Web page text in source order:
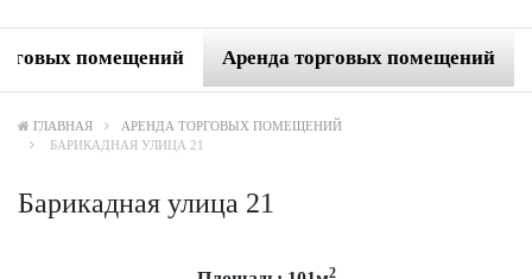
помещений Аренда торговых помещений
ГЛАВНАЯ
АРЕНДА ТОРГОВЫХ ПОМЕЩЕНИЙ
БАРИКАДНАЯ УЛИЦА 21
Барикадная улица 21
2